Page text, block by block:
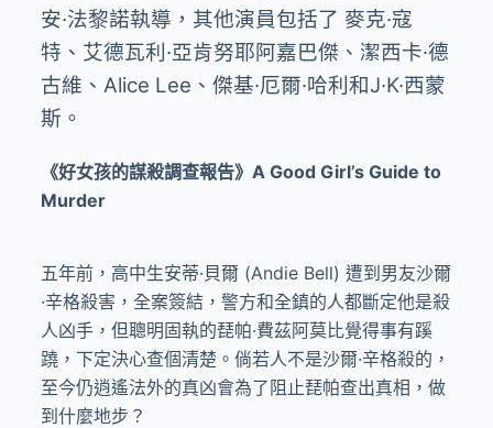
安·法黎諾執導，其他演員包括了 麥克·寇
特、艾德瓦利 ·亞肯努耶阿嘉巴傑、潔西卡·德
古維、 Alice Lee 、傑基·厄爾·哈利和J·K·西蒙
斯。
《好女孩的謀殺調查報告》A Good Girl’s Guide to
Murder
五年前，高中生安蒂·貝爾 (Andie Bell) 遭到男友沙爾
·辛格殺害，全案簽結，警方和全鎮的人都斷定他是殺
人凶手，但聰明固執的琵帕·費茲阿莫比覺得事有蹊
蹺，下定決心查個清楚。倘若人不是沙爾·辛格殺的，
至今仍逍遙法外的真凶會為了阻止琵帕查出真相，做
到什麼地步？